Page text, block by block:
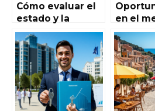
Cómo evaluar el
estado y la
antigüedad de
una propiedad
antes de
comprarla en el
mercado
inmobiliario
español
en el
alquiler
plazo
Análisis